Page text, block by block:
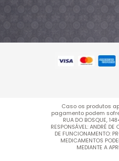
Caso os produtos
pagamento podem sofrer
RUA DO BOSQUE,
RESPONSÁVEL: ANDRÉ
DE FUNCIONAMENTO:
MEDICAMENTOS
MEDIANTE A